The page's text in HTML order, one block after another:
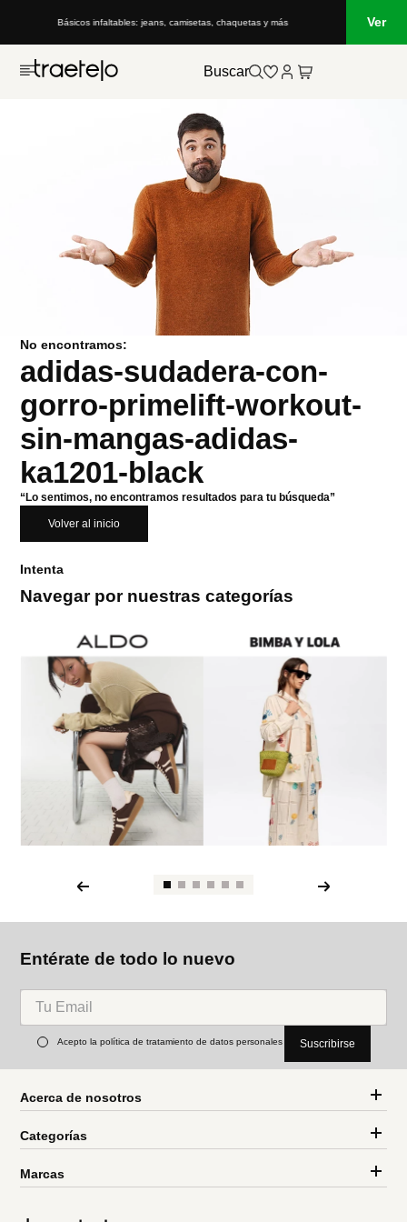
Básicos infaltables: jeans, camisetas, chaquetas y más Ver
Buscar
No encontramos:
adidas-sudadera-con-
gorro-primelift-workout-
sin-mangas-adidas-
ka1201-black
“Lo sentimos, no encontramos resultados para tu búsqueda”
Volver al inicio
Intenta
Navegar por nuestras categorías
Entérate de todo lo nuevo
Acepto la política de tratamiento de datos personales Suscribirse
Acerca de nosotros
Categorías
Marcas